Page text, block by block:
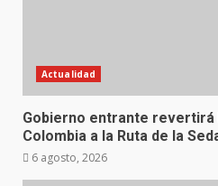
Actualidad
Gobierno entrante revertirá
Colombia a la Ruta de la
6 agosto, 2026